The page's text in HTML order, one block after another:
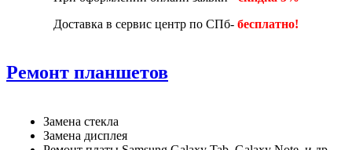
Доставка в сервис центр по СПб- бесплатно!
Ремонт планшетов
Замена стекла
Замена дисплея